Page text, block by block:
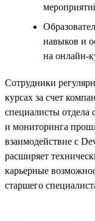
навыков и
на онлайн-
Сотрудники
курсах за счет
специалисты отдела
и мониторинга
взаимодействие с
расширяет
карьерные
старшего